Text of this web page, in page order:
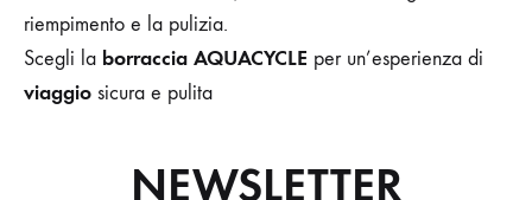
riempimento e la pulizia.
Scegli la borraccia AQUACYCLE per un’esperienza di
viaggio sicura e pulita
NEWSLETTER